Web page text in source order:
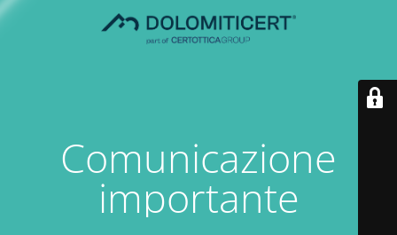
Comunicazione
importante